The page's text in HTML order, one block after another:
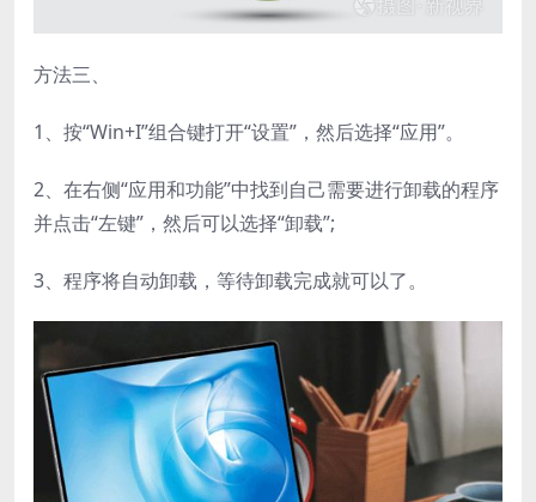
方法三、
1、按“Win+I”组合键打开“设置”，然后选择“应用”。
2、在右侧“应用和功能”中找到自己需要进行卸载的程序
并点击“左键”，然后可以选择“卸载”;
3、程序将自动卸载，等待卸载完成就可以了。